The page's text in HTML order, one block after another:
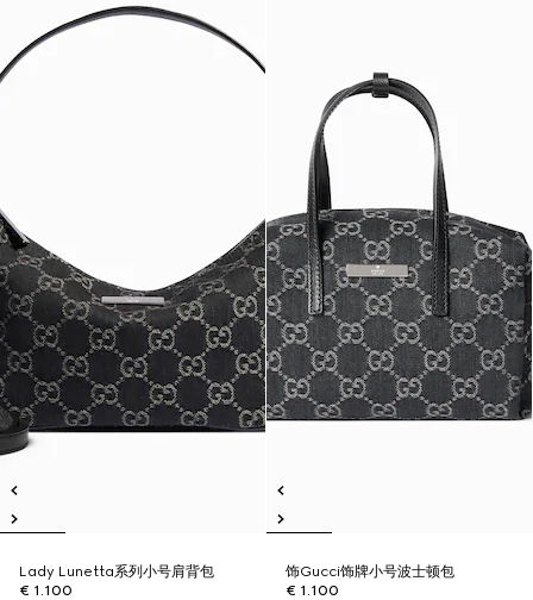
Lady Lunetta系列小号肩背包
€ 1.100
饰Gucci饰牌小号波士顿包
€ 1.100